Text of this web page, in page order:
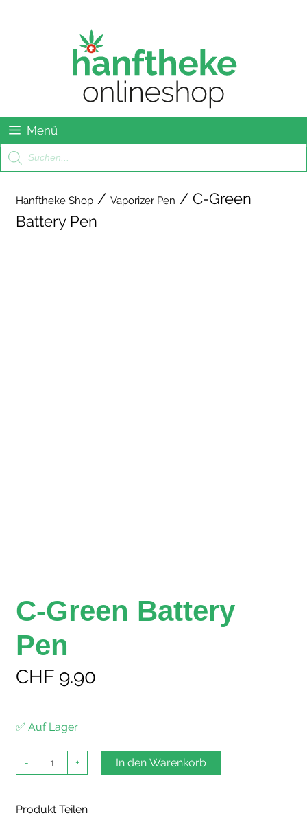
Menü
Products
search
Hanftheke Shop / Vaporizer Pen / C-Green
Battery Pen
C-Green Battery
Pen
CHF 9.90
✅ Auf Lager
-
C-
Green
Battery
+ In den Warenkorb
Produkt Teilen